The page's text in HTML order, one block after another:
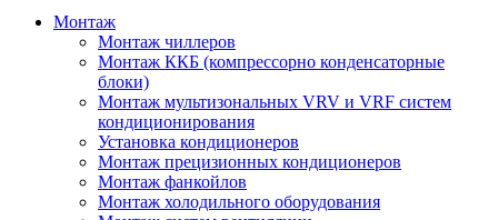
Монтаж
Монтаж чиллеров
Монтаж ККБ (компрессорно конденсаторные
блоки)
Монтаж мультизональных VRV и VRF систем
кондиционирования
Установка кондиционеров
Монтаж прецизионных кондиционеров
Монтаж фанкойлов
Монтаж холодильного оборудования